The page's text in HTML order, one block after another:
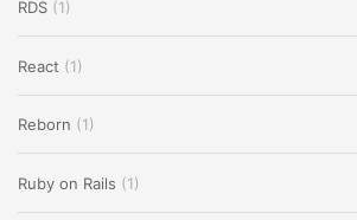
RDS (1)
React (1)
Reborn (1)
Ruby on Rails (1)